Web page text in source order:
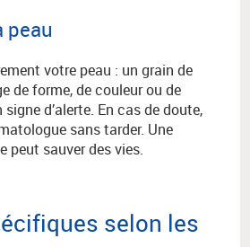
peau
votre peau : un grain de
de forme, de couleur ou de
d’alerte. En cas de doute,
sans tarder. Une
peut sauver des vies.
selon les